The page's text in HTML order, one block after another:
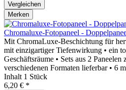
Vergleichen
Merken
Chromaluxe-Fotopaneel -
Mit ChromaLuxe-Beschichtung für
mit einzigartiger Tiefenwirkung • ein
Geschäftsräume • Sets aus 2
verschiedenen Formaten lieferbar • 6
Inhalt 1 Stück
6,20 € *